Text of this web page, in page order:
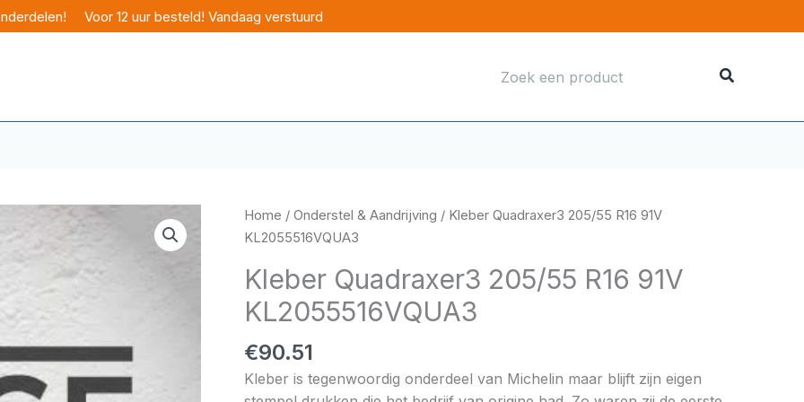
Voor 12 uur besteld! Vandaag verstuurd
naar:
Home / Onderstel & Aandrijving / Kleber Quadraxer3 205/55 R16 91V
KL2055516VQUA3
Kleber Quadraxer3 205/55 R16 91V
KL2055516VQUA3
€90.51
Kleber is tegenwoordig onderdeel van Michelin maar blijft zijn eigen